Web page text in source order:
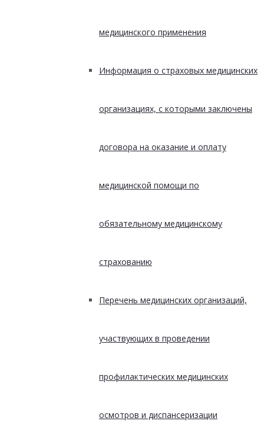
медицинского применения
Информация о страховых медицинских
организациях, с которыми заключены
договора на оказание и оплату
медицинской помощи по
обязательному медицинскому
страхованию
Перечень медицинских организаций,
участвующих в проведении
профилактических медицинских
осмотров и диспансеризации